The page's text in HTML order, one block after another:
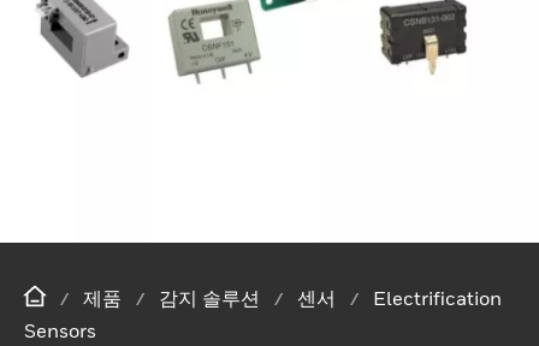
제품 감지 솔루션 센서
Electrification
Sensors